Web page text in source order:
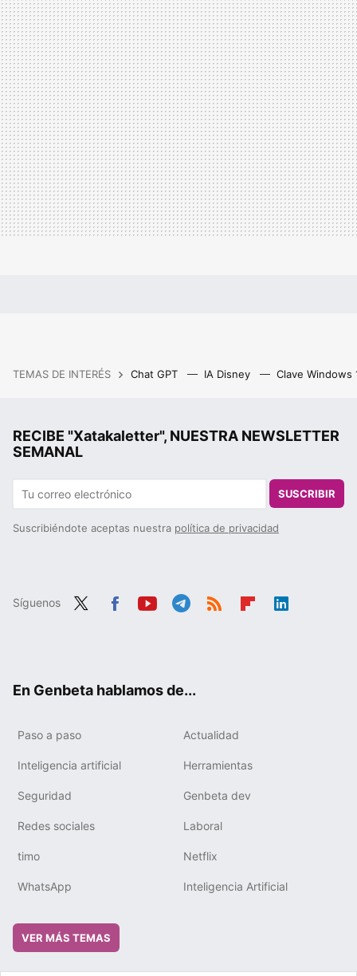
TEMAS DE INTERÉS Chat GPT IA Disney Clave Windows
RECIBE "Xatakaletter", NUESTRA NEWSLETTER
SEMANAL
SUSCRIBIR
Suscribiéndote aceptas nuestra política de privacidad
Síguenos
En Genbeta hablamos de...
Paso a paso Actualidad
Inteligencia artificial Herramientas
Seguridad Genbeta dev
Redes sociales Laboral
timo Netflix
WhatsApp Inteligencia Artificial
VER MÁS TEMAS